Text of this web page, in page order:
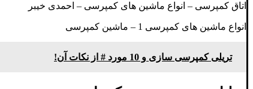
اتاق کمپرسی – انواع ماشین های کمپرسی – احمدی خیبر
انواع ماشین های کمپرسی 1 – ماشین کمپرسی
تریلی کمپرسی سازی و 10 مورد # از نکات آن!